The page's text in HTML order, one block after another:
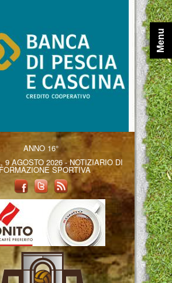
ANNO 16°
9 AGOSTO 2026 - NOTIZIARIO DI
SPORTIVA
Menu